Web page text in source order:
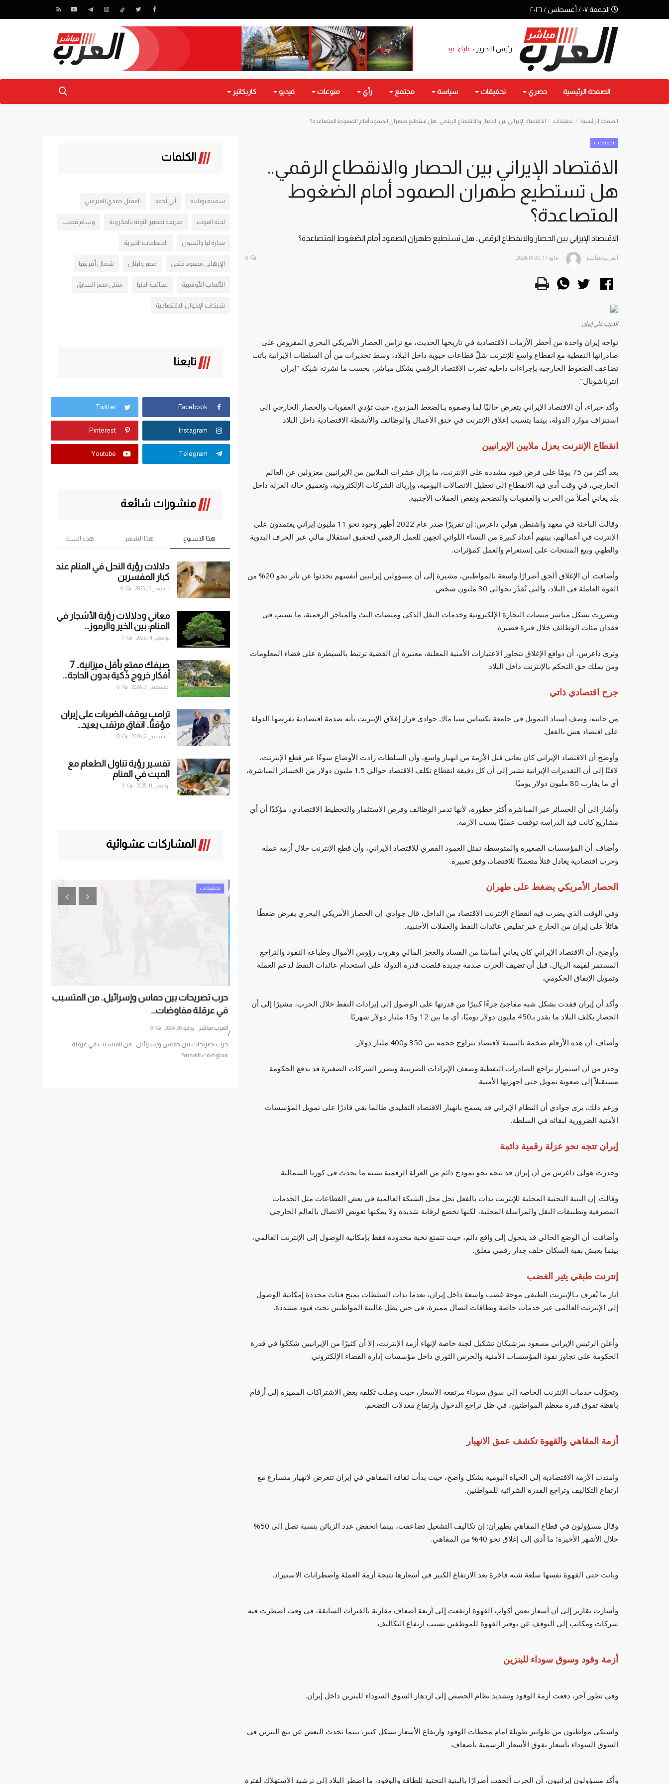
الجمعة ٠٧ / أغسطس / ٢٠٢٦
رئيس التحرير : علياء عيد
الصفحة الرئيسية حصري تحقيقات سياسة مجتمع رأي منوعات فيديو كاريكاتير
الصفحة الرئيسية تحقيقات الاقتصاد الإيراني بين الحصار والانقطاع الرقمي.. هل تستطيع طهران الصمود أمام الضغوط المتصاعدة؟
تحقيقات
الاقتصاد الإيراني بين الحصار والانقطاع الرقمي..
هل تستطيع طهران الصمود أمام الضغوط
المتصاعدة؟
الاقتصاد الإيراني بين الحصار والانقطاع الرقمي.. هل تستطيع طهران الصمود أمام الضغوط المتصاعدة؟
العرب مباشر مايو 17, 2026 01:39 0
الحرب علي إيران
تواجه إيران واحدة من أخطر الأزمات الاقتصادية في تاريخها الحديث، مع تزامن الحصار الأمريكي البحري المفروض على
صادراتها النفطية مع انقطاع واسع للإنترنت شلّ قطاعات حيوية داخل البلاد، وسط تحذيرات من أن السلطات الإيرانية باتت
تضاعف الضغوط الخارجية بإجراءات داخلية تضرب الاقتصاد الرقمي بشكل مباشر، بحسب ما نشرته شبكة "إيران
إنترناشونال".
وأكد خبراء، أن الاقتصاد الإيراني يتعرض حاليًا لما وصفوه بـالضغط المزدوج، حيث تؤدي العقوبات والحصار الخارجي إلى
استنزاف موارد الدولة، بينما يتسبب إغلاق الإنترنت في خنق الأعمال والوظائف والأنشطة الاقتصادية داخل البلاد.
انقطاع الإنترنت يعزل ملايين الإيرانيين
بعد أكثر من 75 يومًا على فرض قيود مشددة على الإنترنت، ما يزال عشرات الملايين من الإيرانيين معزولين عن العالم
الخارجي، في وقت أدى فيه الانقطاع إلى تعطيل الاتصالات اليومية، وإرباك الشركات الإلكترونية، وتعميق حالة العزلة داخل
بلد يعاني أصلاً من الحرب والعقوبات والتضخم ونقص العملات الأجنبية.
وقالت الباحثة في معهد واشنطن هولي داغرس: إن تقريرًا صدر عام 2022 أظهر وجود نحو 11 مليون إيراني يعتمدون على
الإنترنت في أعمالهم، بينهم أعداد كبيرة من النساء اللواتي اتجهن للعمل الرقمي لتحقيق استقلال مالي عبر الحرف اليدوية
والطهي وبيع المنتجات على إنستغرام والعمل كمؤثرات.
وأضافت: أن الإغلاق ألحق أضرارًا واسعة بالمواطنين، مشيرة إلى أن مسؤولين إيرانيين أنفسهم تحدثوا عن تأثر نحو 20% من
القوة العاملة في البلاد، والتي تُقدّر بحوالي 30 مليون شخص.
وتضررت بشكل مباشر منصات التجارة الإلكترونية وخدمات النقل الذكي ومنصات البث والمتاجر الرقمية، ما تسبب في
فقدان مئات الوظائف خلال فترة قصيرة.
وترى داغرس، أن دوافع الإغلاق تتجاوز الاعتبارات الأمنية المعلنة، معتبرة أن القضية ترتبط بالسيطرة على فضاء المعلومات
ومن يملك حق التحكم بالإنترنت داخل البلاد.
جرح اقتصادي ذاتي
من جانبه، وصف أستاذ التمويل في جامعة تكساس سيا ماك جوادي قرار إغلاق الإنترنت بأنه صدمة اقتصادية تفرضها الدولة
على اقتصاد هش بالفعل.
وأوضح أن الاقتصاد الإيراني كان يعاني قبل الأزمة من انهيار واسع، وأن السلطات زادت الأوضاع سوءًا عبر قطع الإنترنت،
لافتًا إلى أن التقديرات الإيرانية تشير إلى أن كل دقيقة انقطاع تكلف الاقتصاد حوالي 1.5 مليون دولار من الخسائر المباشرة،
أي ما يقارب 80 مليون دولار يوميًا.
وأشار إلى أن الخسائر غير المباشرة أكثر خطورة، لأنها تدمر الوظائف وفرص الاستثمار والتخطيط الاقتصادي، مؤكدًا أن أي
مشاريع كانت قيد الدراسة توقفت عمليًا بسبب الأزمة.
وأضاف: أن المؤسسات الصغيرة والمتوسطة تمثل العمود الفقري للاقتصاد الإيراني، وأن قطع الإنترنت خلال أزمة عملة
وحرب اقتصادية يعادل قتلاً متعمدًا للاقتصاد، وفق تعبيره.
الحصار الأمريكي يضغط على طهران
وفي الوقت الذي يضرب فيه انقطاع الإنترنت الاقتصاد من الداخل، قال جوادي: إن الحصار الأمريكي البحري يفرض ضغطًا
هائلاً على إيران من الخارج عبر تقليص عائدات النفط والعملات الأجنبية.
وأوضح، أن الاقتصاد الإيراني كان يعاني أساسًا من الفساد والعجز المالي وهروب رؤوس الأموال وطباعة النقود والتراجع
المستمر لقيمة الريال، قبل أن تضيف الحرب صدمة جديدة قلصت قدرة الدولة على استخدام عائدات النفط لدعم العملة
وتمويل الإنفاق الحكومي.
وأكد أن إيران فقدت بشكل شبه مفاجئ جزءًا كبيرًا من قدرتها على الوصول إلى إيرادات النفط خلال الحرب، مشيرًا إلى أن
الحصار يكلف البلاد ما يقدر بـ450 مليون دولار يوميًا، أي ما بين 12 و15 مليار دولار شهريًا.
وأضاف: أن هذه الأرقام ضخمة بالنسبة لاقتصاد يتراوح حجمه بين 350 و400 مليار دولار.
وحذر من أن استمرار تراجع الصادرات النفطية وضعف الإيرادات الضريبية وتضرر الشركات الصغيرة قد يدفع الحكومة
مستقبلاً إلى صعوبة تمويل حتى أجهزتها الأمنية.
ورغم ذلك، يرى جوادي أن النظام الإيراني قد يسمح بانهيار الاقتصاد التقليدي طالما بقي قادرًا على تمويل المؤسسات
الأمنية الضرورية لبقائه في السلطة.
إيران تتجه نحو عزلة رقمية دائمة
وحذرت هولي داغرس من أن إيران قد تتجه نحو نموذج دائم من العزلة الرقمية يشبه ما يحدث في كوريا الشمالية.
وقالت: إن البنية التحتية المحلية للإنترنت بدأت بالفعل تحل محل الشبكة العالمية في بعض القطاعات مثل الخدمات
المصرفية وتطبيقات النقل والمراسلة المحلية، لكنها تخضع لرقابة شديدة ولا يمكنها تعويض الاتصال بالعالم الخارجي.
وأضافت: أن الوضع الحالي قد يتحول إلى واقع دائم، حيث تتمتع نخبة محدودة فقط بإمكانية الوصول إلى الإنترنت العالمي،
بينما يعيش بقية السكان خلف جدار رقمي مغلق.
إنترنت طبقي يثير الغضب
أثار ما يُعرف بـالإنترنت الطبقي موجة غضب واسعة داخل إيران، بعدما بدأت السلطات بمنح فئات محددة إمكانية الوصول
إلى الإنترنت العالمي عبر خدمات خاصة وبطاقات اتصال مميزة، في حين يظل غالبية المواطنين تحت قيود مشددة.
وأعلن الرئيس الإيراني مسعود بيزشيكان تشكيل لجنة خاصة لإنهاء أزمة الإنترنت، إلا أن كثيرًا من الإيرانيين شككوا في قدرة
الحكومة على تجاوز نفوذ المؤسسات الأمنية والحرس الثوري داخل مؤسسات إدارة الفضاء الإلكتروني.
وتحوّلت خدمات الإنترنت الخاصة إلى سوق سوداء مرتفعة الأسعار، حيث وصلت تكلفة بعض الاشتراكات المميزة إلى أرقام
باهظة تفوق قدرة معظم المواطنين، في ظل تراجع الدخول وارتفاع معدلات التضخم.
أزمة المقاهي والقهوة تكشف عمق الانهيار
وامتدت الأزمة الاقتصادية إلى الحياة اليومية بشكل واضح، حيث بدأت ثقافة المقاهي في إيران تتعرض لانهيار متسارع مع
ارتفاع التكاليف وتراجع القدرة الشرائية للمواطنين.
وقال مسؤولون في قطاع المقاهي بطهران: إن تكاليف التشغيل تضاعفت، بينما انخفض عدد الزبائن بنسبة تصل إلى 50%
خلال الأشهر الأخيرة؛ ما أدى إلى إغلاق نحو 40% من المقاهي.
وباتت حتى القهوة نفسها سلعة شبه فاخرة بعد الارتفاع الكبير في أسعارها نتيجة أزمة العملة واضطرابات الاستيراد.
وأشارت تقارير إلى أن أسعار بعض أكواب القهوة ارتفعت إلى أربعة أضعاف مقارنة بالفترات السابقة، في وقت اضطرت فيه
شركات ومكاتب إلى التوقف عن توفير القهوة للموظفين بسبب ارتفاع التكاليف.
أزمة وقود وسوق سوداء للبنزين
وفي تطور آخر، دفعت أزمة الوقود وتشديد نظام الحصص إلى ازدهار السوق السوداء للبنزين داخل إيران.
واشتكى مواطنون من طوابير طويلة أمام محطات الوقود وارتفاع الأسعار بشكل كبير، بينما تحدث البعض عن بيع البنزين في
السوق السوداء بأسعار تفوق الأسعار الرسمية بأضعاف.
وأكد مسؤولون إيرانيون، أن الحرب ألحقت أضرارًا بالبنية التحتية للطاقة والوقود، ما اضطر البلاد إلى ترشيد الاستهلاك لفترة
الكلمات
سفينة يونانية آبي أحمد الممثل حمدي الميرغني
لجنة الموت طريفة تحضير التونة بالمكرونة وسام قطب
سارة ليا واتسون المنظمات الخيرية
الإرهابي محمود فتحي مصر ولبنان شمال أفريقيا
الألعاب الأولمبية عجائب الدنيا مفتي مصر السابق
شبكات الإخوان الاقتصادية
تابعنا
Facebook
Twitter
Instagram
Pinterest
Telegram
Youtube
منشورات شائعة
هذا الاسبوع هذا الشهر هذه السنة
دلالات رؤية النحل في المنام عند
كبار المفسرين
ديسمبر 13, 2025 0
معاني ودلالات رؤية الأشجار في
المنام: بين الخير والرموز...
نوفمبر 14, 2025 1
صيفك ممتع بأقل ميزانية.. 7
أفكار خروج ذكية بدون الحاجة...
أغسطس 3, 2026 0
ترامب يوقف الضربات على إيران
مؤقتًا.. اتفاق مرتقب يعيد...
أغسطس 2, 2026 0
تفسير رؤية تناول الطعام مع
الميت في المنام
نوفمبر 11, 2025 0
المشاركات عشوائية
أسعار الذهب اليوم الأربعاء 10 سبتمبر في الدول
منوعات
كاظم الساهر يكشف تفاصيل صادمة عن بداياته:
نمت في المقاهي...
كاظم الساهر يكشف تفاصيل صادمة عن بداياته: نمت في المقاهي
استشراف المستقبل .. دبي تحتضن حكومات العالم
العرب مباشر فبراير 13, 2023
تحقيقات
حرب تصريحات بين حماس وإسرائيل.. من المتسبب
في عرقلة مفاوضات...
العرب مباشر يوليو 30, 2024 0
حرب تصريحات بين حماس وإسرائيل.. من المتسبب في عرقلة
مفاوضات الهدنة؟